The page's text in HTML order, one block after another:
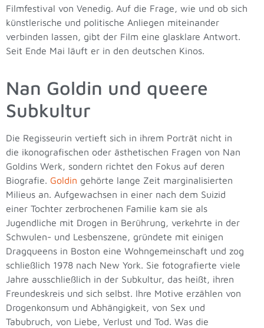
Filmfestival von Venedig. Auf die Frage, wie und ob sich
künstlerische und politische Anliegen miteinander
verbinden lassen, gibt der Film eine glasklare Antwort.
Seit Ende Mai läuft er in den deutschen Kinos.
Nan Goldin und queere
Subkultur
Die Regisseurin vertieft sich in ihrem Porträt nicht in
die ikonografischen oder ästhetischen Fragen von Nan
Goldins Werk, sondern richtet den Fokus auf deren
Biografie. Goldin gehörte lange Zeit marginalisierten
Milieus an. Aufgewachsen in einer nach dem Suizid
einer Tochter zerbrochenen Familie kam sie als
Jugendliche mit Drogen in Berührung, verkehrte in der
Schwulen- und Lesbenszene, gründete mit einigen
Dragqueens in Boston eine Wohngemeinschaft und zog
schließlich 1978 nach New York. Sie fotografierte viele
Jahre ausschließlich in der Subkultur, das heißt, ihren
Freundeskreis und sich selbst. Ihre Motive erzählen von
Drogenkonsum und Abhängigkeit, von Sex und
Tabubruch, von Liebe, Verlust und Tod. Was die